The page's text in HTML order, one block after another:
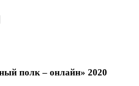
полк – онлайн» 2020